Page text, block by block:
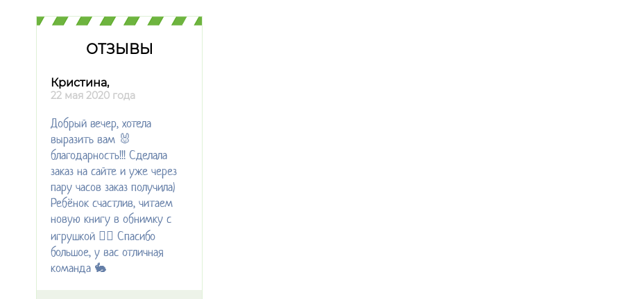
ОТЗЫВЫ
Кристина,
22 мая 2020 года
Добрый вечер, хотела
выразить вам 🐰
благодарность!!! Сделала
заказ на сайте и уже через
пару часов заказ получила)
Ребёнок счастлив, читаем
новую книгу в обнимку с
игрушкой 👌🏼 Спасибо
большое, у вас отличная
команда 🐇